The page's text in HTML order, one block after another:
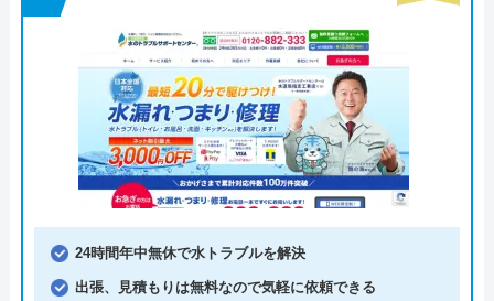
24時間年中無休で水トラブルを解決
出張、見積もりは無料なので気軽に依頼できる